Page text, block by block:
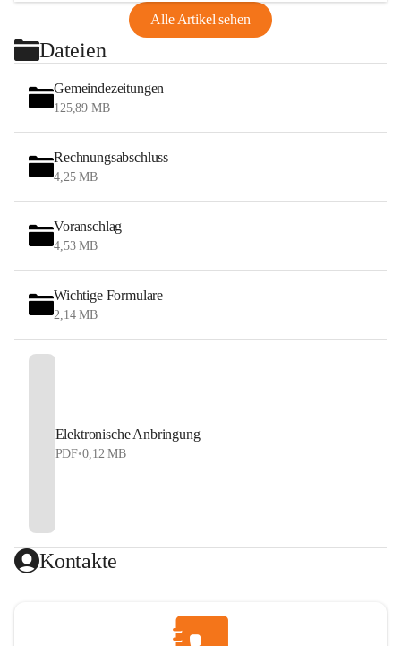
Alle Artikel sehen
Dateien
Gemeindezeitungen
125,89 MB
Rechnungsabschluss
4,25 MB
Voranschlag
4,53 MB
Wichtige Formulare
2,14 MB
Elektronische Anbringung
PDF•0,12 MB
Kontakte